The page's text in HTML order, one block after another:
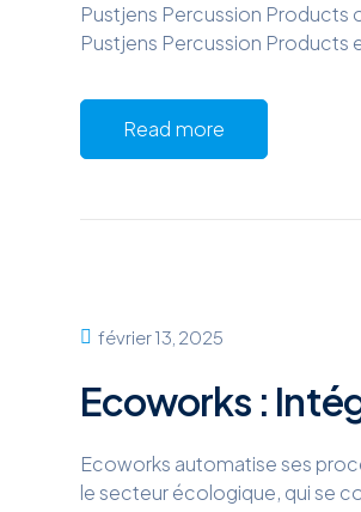
Pustjens Percussion
Pustjens Percussion Products
Read more
février 13, 2025
Ecoworks :
Ecoworks automatise ses
le secteur écologique, qui se